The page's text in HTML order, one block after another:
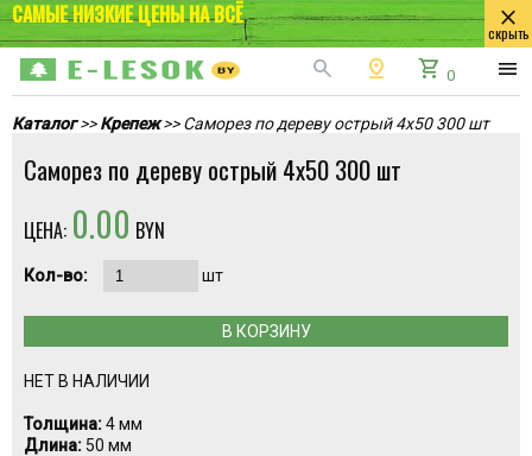
САМЫЕ НИЗКИЕ ЦЕНЫ НА ВСЁ close
скрыть
search pin_drop shopping_cart 0 menu
Каталог>>Крепеж >> Саморез по дереву острый 4х50 300 шт
Саморез по дереву острый 4х50 300 шт
ЦЕНА: 0.00 BYN
Кол-во: шт
В КОРЗИНУ
НЕТ В НАЛИЧИИ
Толщина:4 мм
Длина: 50 мм